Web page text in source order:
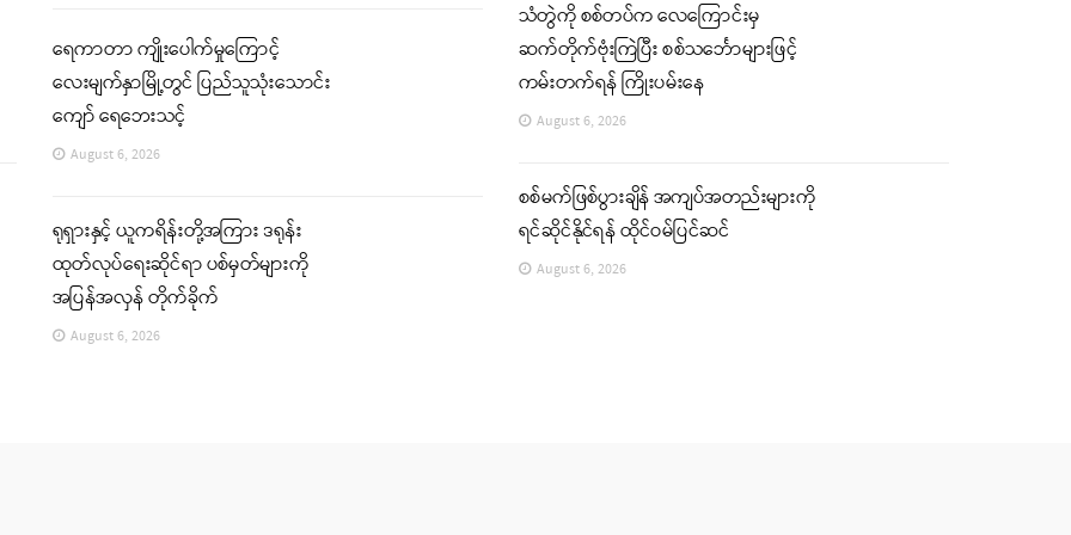
ရေကာတာ ကျိုးပေါက်မှုကြောင့်
လေးမျက်နှာမြို့တွင် ပြည်သူသုံးသောင်း
ကျော် ရေဘေးသင့်
August 6, 2026
ရုရှားနှင့် ယူကရိန်းတို့အကြား ဒရုန်း
ထုတ်လုပ်ရေးဆိုင်ရာ ပစ်မှတ်များကို
အပြန်အလှန် တိုက်ခိုက်
August 6, 2026
သံတွဲကို စစ်တပ်က လေကြောင်းမှ
ဆက်တိုက်ဗုံးကြဲပြီး စစ်သင်္ဘောများဖြင့်
ကမ်းတက်ရန် ကြိုးပမ်းနေ
August 6, 2026
စစ်မက်ဖြစ်ပွားချိန် အကျပ်အတည်းများကို
ရင်ဆိုင်နိုင်ရန် ထိုင်ဝမ်ပြင်ဆင်
August 6, 2026